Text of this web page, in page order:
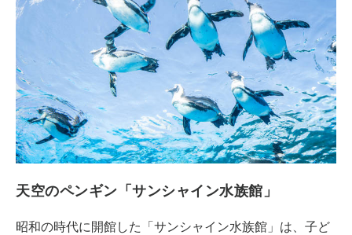
天空のペンギン「サンシャイン水族館」
昭和の時代に開館した「サンシャイン水族館」は、子ど